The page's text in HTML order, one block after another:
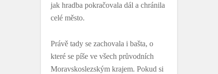
jak hradba pokračovala dál a chránila
celé město.
Právě tady se zachovala i bašta, o
které se píše ve všech průvodních
Moravskoslezským krajem. Pokud si